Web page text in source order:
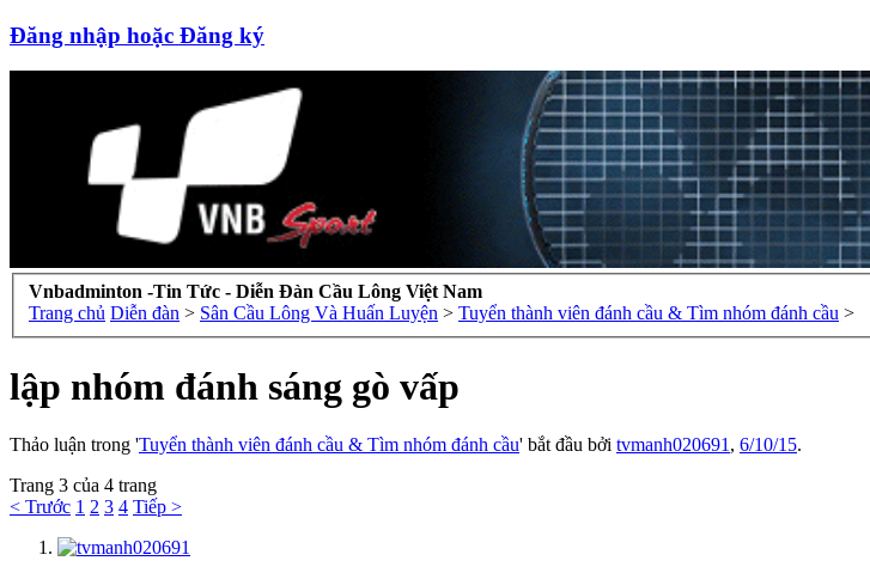
Đăng nhập hoặc Đăng ký
Vnbadminton -Tin Tức - Diễn Đàn Cầu Lông Việt Nam
Trang chủ Diễn đàn > Sân Cầu Lông Và Huấn Luyện > Tuyển thành viên đánh cầu & Tìm nhóm đánh cầu >
lập nhóm đánh sáng gò vấp
Thảo luận trong 'Tuyển thành viên đánh cầu & Tìm nhóm đánh cầu' bắt đầu bởi tvmanh020691 , 6/10/15.
Trang 3 của 4 trang
< Trước 1 2 3 4 Tiếp >